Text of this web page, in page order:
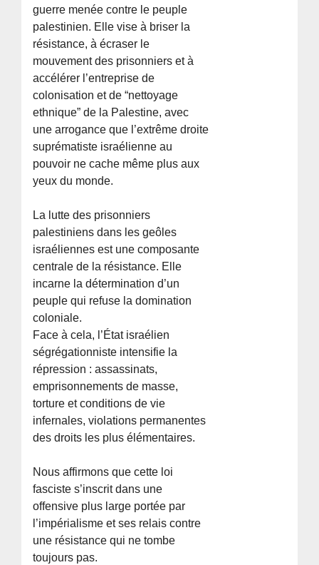
guerre menée contre le peuple
palestinien. Elle vise à briser la
résistance, à écraser le
mouvement des prisonniers et à
accélérer l’entreprise de
colonisation et de “nettoyage
ethnique” de la Palestine, avec
une arrogance que l’extrême droite
suprématiste israélienne au
pouvoir ne cache même plus aux
yeux du monde.
La lutte des prisonniers
palestiniens dans les geôles
israéliennes est une composante
centrale de la résistance. Elle
incarne la détermination d’un
peuple qui refuse la domination
coloniale.
Face à cela, l’État israélien
ségrégationniste intensifie la
répression : assassinats,
emprisonnements de masse,
torture et conditions de vie
infernales, violations permanentes
des droits les plus élémentaires.
Nous affirmons que cette loi
fasciste s’inscrit dans une
offensive plus large portée par
l’impérialisme et ses relais contre
une résistance qui ne tombe
toujours pas.